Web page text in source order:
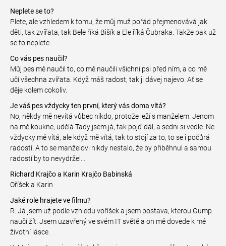
Neplete se to?
Plete, ale vzhledem k tomu, že můj muž pořád přejmenovává jak
děti, tak zvířata, tak Bele říká Bišík a Ele říká Čubraka. Takže pak už
se to neplete.
Co vás pes naučil?
Můj pes mě naučil to, co mě naučili všichni psi před ním, a co mě
učí všechna zvířata. Když máš radost, tak ji dávej najevo. Ať se
děje kolem cokoliv.
Je váš pes vždycky ten první, který vás doma vítá?
No, někdy mě nevítá vůbec nikdo, protože leží s manželem. Jenom
na mě koukne, udělá Tady jsem já, tak pojď dál, a sedni si vedle. Ne
vždycky mě vítá, ale když mě vítá, tak to stojí za to, to se i počůrá
radostí. A to se manželovi nikdy nestalo, že by přiběhnul a samou
radostí by to nevydržel…
Richard Krajčo a Karin Krajčo Babinská
Oříšek a Karin
Jaké role hrajete ve filmu?
R: Já jsem už podle vzhledu voříšek a jsem postava, kterou Gump
naučí žít. Jsem uzavřený ve svém IT světě a on mě dovede k mé
životní lásce.